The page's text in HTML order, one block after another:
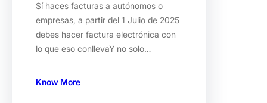
Sí haces facturas a autónomos o
empresas, a partir del 1 Julio de 2025
debes hacer factura electrónica con
lo que eso conllevaY no solo…
Know More